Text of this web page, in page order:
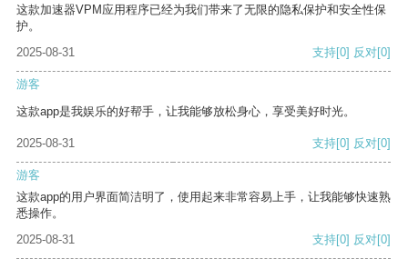
这款加速器VPM应用程序已经为我们带来了无限的隐私保护和安全性保
护。
2025-08-31
支持[0] 反对[0]
游客
这款app是我娱乐的好帮手，让我能够放松身心，享受美好时光。
2025-08-31 支持[0] 反对[0]
游客
这款app的用户界面简洁明了，使用起来非常容易上手，让我能够快速熟
悉操作。
2025-08-31
支持[0] 反对[0]